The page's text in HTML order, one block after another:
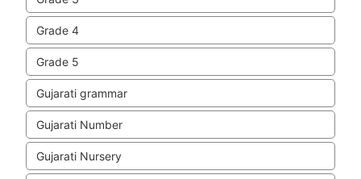
Grade 4
Grade 5
Gujarati grammar
Gujarati Number
Gujarati Nursery